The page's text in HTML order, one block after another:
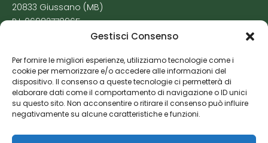
Gestisci Consenso
Per fornire le migliori esperienze, utilizziamo tecnologie come i
cookie per memorizzare e/o accedere alle informazioni del
dispositivo. Il consenso a queste tecnologie ci permetterà di
elaborare dati come il comportamento di navigazione o ID unici
su questo sito. Non acconsentire o ritirare il consenso può influire
negativamente su alcune caratteristiche e funzioni.
20833 Giussano (MB)
P.I. 06982770965
Cookie Policy
Risorse Aggiuntive